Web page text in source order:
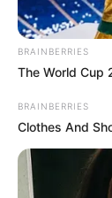
BRAINBERRIES
The World Cup
BRAINBERRIES
Clothes And